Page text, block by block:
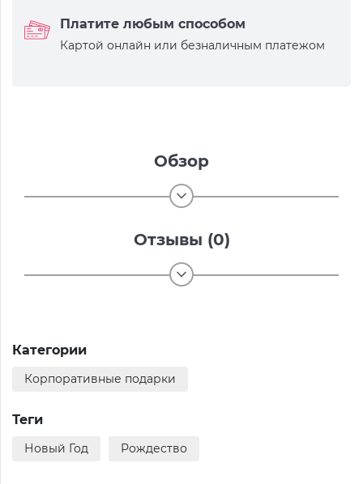
Платите любым способом
Картой онлайн или безналичным платежом
Обзор
Отзывы (0)
Категории
Корпоративные подарки
Теги
Новый Год Рождество